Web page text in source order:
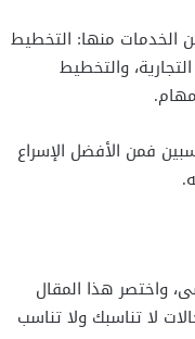
الخدمات منها: التخطيط
والتخطيط
فمن الأفضل الإسراع
واختصر هذا المقال
لا تناسبك ولا تناسب